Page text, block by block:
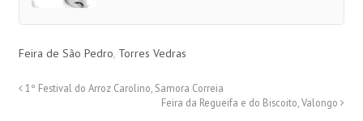
Feira de São Pedro, Torres Vedras
1º Festival do Arroz Carolino, Samora Correia
Feira da Regueifa e do Biscoito, Valongo